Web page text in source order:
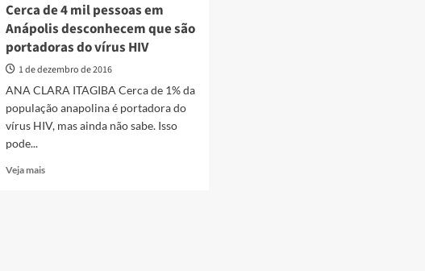
Cerca de 4 mil pessoas em
Anápolis desconhecem que são
portadoras do vírus HIV
1 de dezembro de 2016
ANA CLARA ITAGIBA Cerca de 1% da
população anapolina é portadora do
vírus HIV, mas ainda não sabe. Isso
pode...
Veja maisRead